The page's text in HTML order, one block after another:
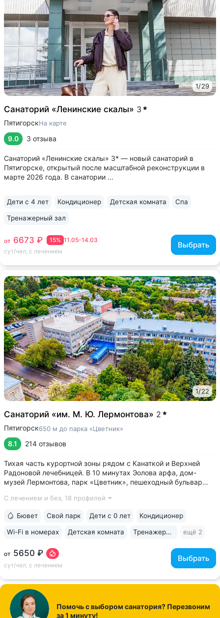
1/29
Санаторий «Ленинские скалы» 3
ПятигорскНа карте
9.0 3 отзыва
Санаторий «Ленинские скалы» 3* — новый санаторий в
Пятигорске, открытый после масштабной реконструкции в
марте 2026 года. В санатории ...
11.05-14.03
15%
от 6673 ₽
сут/чел, с лечением
Выбрать
Дети с 4 лет Кондиционер Детская комната Спа
Тренажерный зал
1/22
Санаторий «им. М. Ю. Лермонтова» 2
Пятигорск650 м до парка «Цветник»
8.1 214 отзывов
Тихая часть курортной зоны рядом с Канаткой и Верхней
Радоновой лечебницей. В 10 минутах Эолова арфа, дом-
музей Лермонтова, парк «Цветник», пешеходный бульвар
с минеральной водой № 29. В 2–5 минутах бюветы
С лечением и без, 18 профилей
от 5650 ₽
сут/чел, с лечением
Выбрать
Бювет Свой парк Дети с 0 лет Кондиционер
Wi-Fi в номерах Детская комната Тренажерный зал ещё 2
Помочь с выбором санатория? Перезвоним
за 1 минуту!